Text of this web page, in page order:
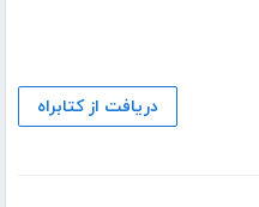
دریافت از کتابراه